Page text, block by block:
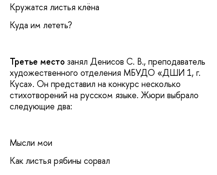
Кружатся листья клёна
Куда им лететь?
Третье место занял Денисов С. В., преподаватель
художественного отделения МБУДО «ДШИ 1, г.
Куса». Он представил на конкурс несколько
стихотворений на русском языке. Жюри выбрало
следующие два:
Мысли мои
Как листья рябины сорвал